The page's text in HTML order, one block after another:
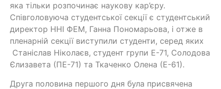
яка тільки розпочинає наукову кар’єру.
Співголовуюча студентської секції є студентський
директор ННІ ФЕМ, Ганна Пономарьова, і отже в
пленарній секції виступили студенти, серед яких
Станіслав Ніколаєв, студент групи Е-71, Солодова
Єлизавета (ПЕ-71) та Ткаченко Олена (Е-61).
Друга половина першого дня була присвячена